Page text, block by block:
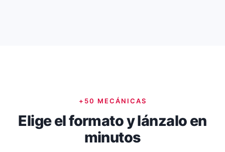
+50 MECÁNICAS
Elige el formato y lánzalo en
minutos